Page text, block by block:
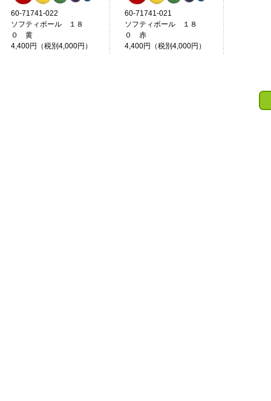
60-71741-022
ソフティボール １８
０ 黄
4,400円（税別4,000円）
60-71741-021
ソフティボール １８
０ 赤
4,400円（税別4,000円）